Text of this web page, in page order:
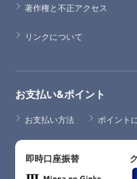
著作権と不正アクセス
リンクについて
お支払い&ポイント
お支払い方法 ポイント
即時口座振替